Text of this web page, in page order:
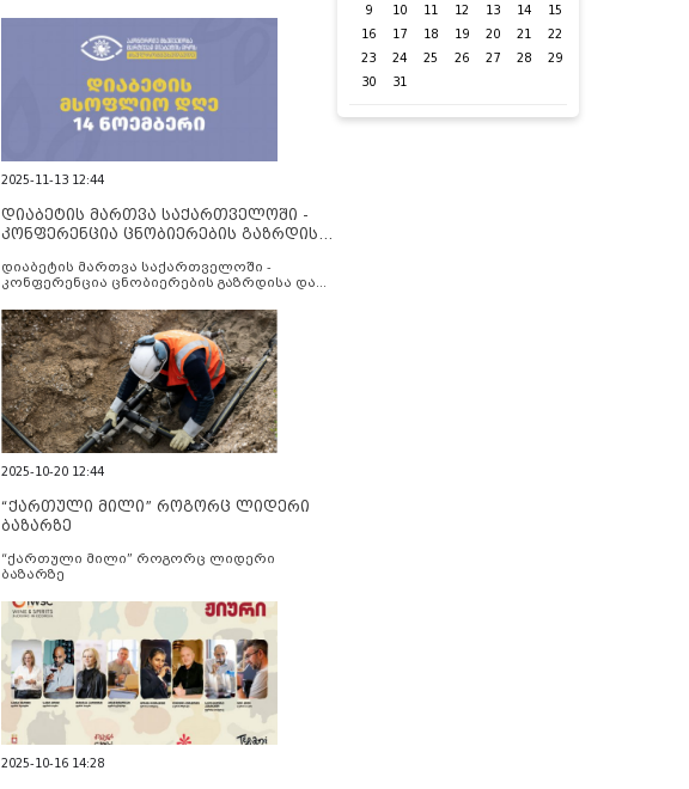
2025-11-13 12:44
დიაბეტის მართვა საქართველოში -
კონფერენცია ცნობიერების გაზრდისა
დიაბეტის მართვა საქართველოში -
კონფერენცია ცნობიერების გაზრდისა და
2025-10-20 12:44
“ქართული მილი” როგორც ლიდერი
ბაზარზე
“ქართული მილი” როგორც ლიდერი
ბაზარზე
2025-10-16 14:28
9
10 11 12 13 14
15
16
17 18 19 20 21
22
23
24 25 26 27 28
29
30
31